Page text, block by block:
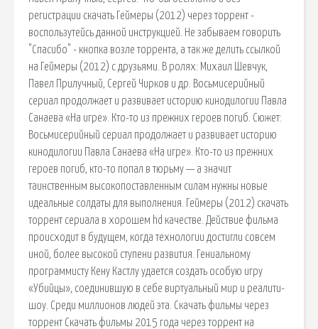
регистрации скачать Геймеры (2012) через торрент -
воспользутейсь данной инструкцией. Не забываем говорить
"Спасибо" - кнопка возле торрента, а так же делить ссылкой
на Геймеры (2012) с друзьями. В ролях: Михаил Шевчук,
Павел Прилучный, Сергей Чирков и др. Восьмисерийный
сериал продолжает и развивает историю кинодилогии Павла
Санаева «На игре». Кто-то из прежних героев погиб. Сюжет:
Восьмисерийный сериал продолжает и развивает историю
кинодилогии Павла Санаева «На игре». Кто-то из прежних
героев погиб, кто-то попал в тюрьму — а значит
таинственным высокопоставленным силам нужны новые
идеальные солдаты для выполнения. Геймеры (2012) скачать
торрент сериала в хорошем hd качестве. Действие фильма
происходит в будущем, когда технологии достигли совсем
иной, более высокой ступени развития. Гениальному
программисту Кену Кастлу удается создать особую игру
«Убийцы», соединившую в себе виртуальный мир и реалити-
шоу. Среди миллионов людей эта. Скачать фильмы через
торрент Скачать фильмы 2015 года через торрент на